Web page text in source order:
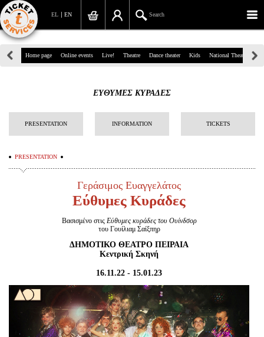
EN
EL Search
39, Panepistimiou Str, Athens
info@ticketservices.gr
Check out
Search your order
Personal Data
Information
Home page Online events Live! Theatre Dance theater Kids National Theatre
ΕΥΘΥΜΕΣ ΚΥΡΑΔΕΣ
PRESENTATION INFORMATION TICKETS
PRESENTATION
Γεράσιμος Ευαγγελάτος
Εύθυμες Κυράδες
Βασισμένο στις Εύθυμες κυράδες του Ουίνδσορ
του Γουίλιαμ Σαίξπηρ
ΔΗΜΟΤΙΚΟ ΘΕΑΤΡΟ ΠΕΙΡΑΙΑ
Κεντρική Σκηνή
16.11.22 - 15.01.23